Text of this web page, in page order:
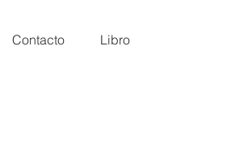
Contacto Libro